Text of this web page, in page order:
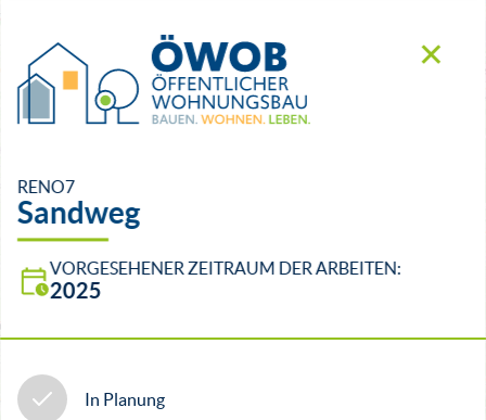
−
✕
RENO7
Sandweg
VORGESEHENER ZEITRAUM DER ARBEITEN:
2025
In Planung